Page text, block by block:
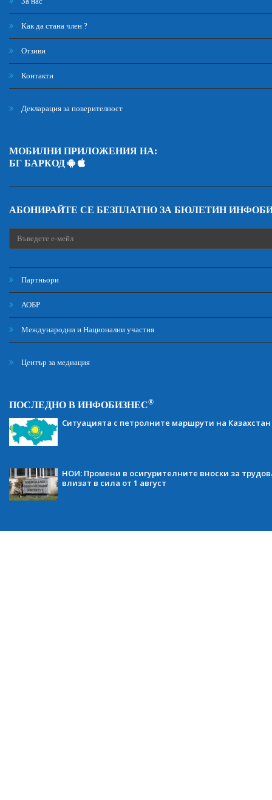
Как да стана член ?
Отзиви
Контакти
Декларация за поверителност
МОБИЛНИ ПРИЛОЖЕНИЯ НА:
БГ БАРКОД
АБОНИРАЙТЕ СЕ БЕЗПЛАТНО ЗА БЮЛЕТИН
Партньори
АОБР
Международни и Национални участия
Център за медиация
ПОСЛЕДНО В ИНФОБИЗНЕС®
Ситуацията с петролните маршрути на Казахстан
НОИ: Промени в осигурителните вноски за
влизат в сила от 1 август